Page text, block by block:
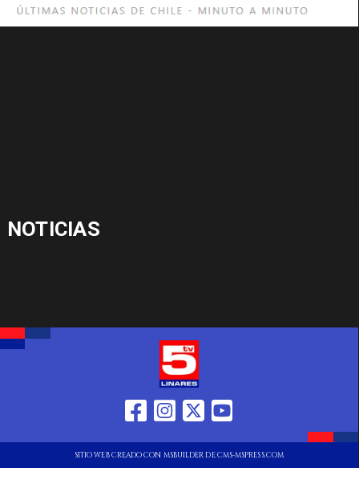
NOTICIAS
SITIO WEB CREADO CON MSBUILDER DE CMS-MSPRESS.COM